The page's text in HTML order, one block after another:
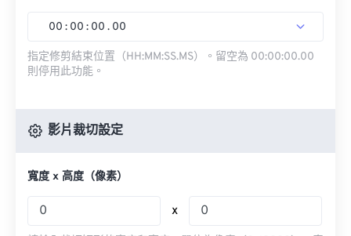
00 : 00 : 00 . 00
指定修剪結束位置（HH:MM:SS.MS）。留空為 00:00:00.00
則停用此功能。
影片裁切設定
寬度 x 高度（像素）
x